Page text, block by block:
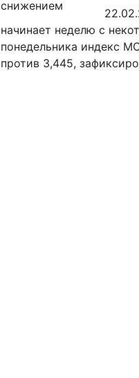
начинает неделю с
понедельника индекс
против 3,445,